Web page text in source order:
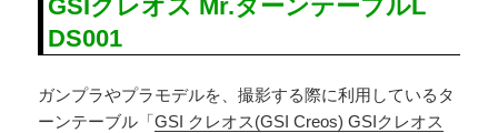
GSIクレオス Mr.ターンテーブルL
DS001
ガンプラやプラモデルを、撮影する際に利用しているタ
ーンテーブル「GSI クレオス(GSI Creos) GSIクレオス